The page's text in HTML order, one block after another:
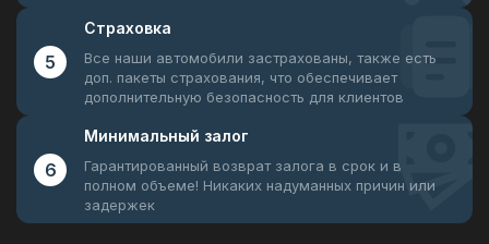
5
Страховка
Все наши автомобили застрахованы, также есть
доп. пакеты страхования, что обеспечивает
дополнительную безопасность для клиентов
6
Минимальный залог
Гарантированный возврат залога в срок и в
полном объеме! Никаких надуманных причин или
задержек